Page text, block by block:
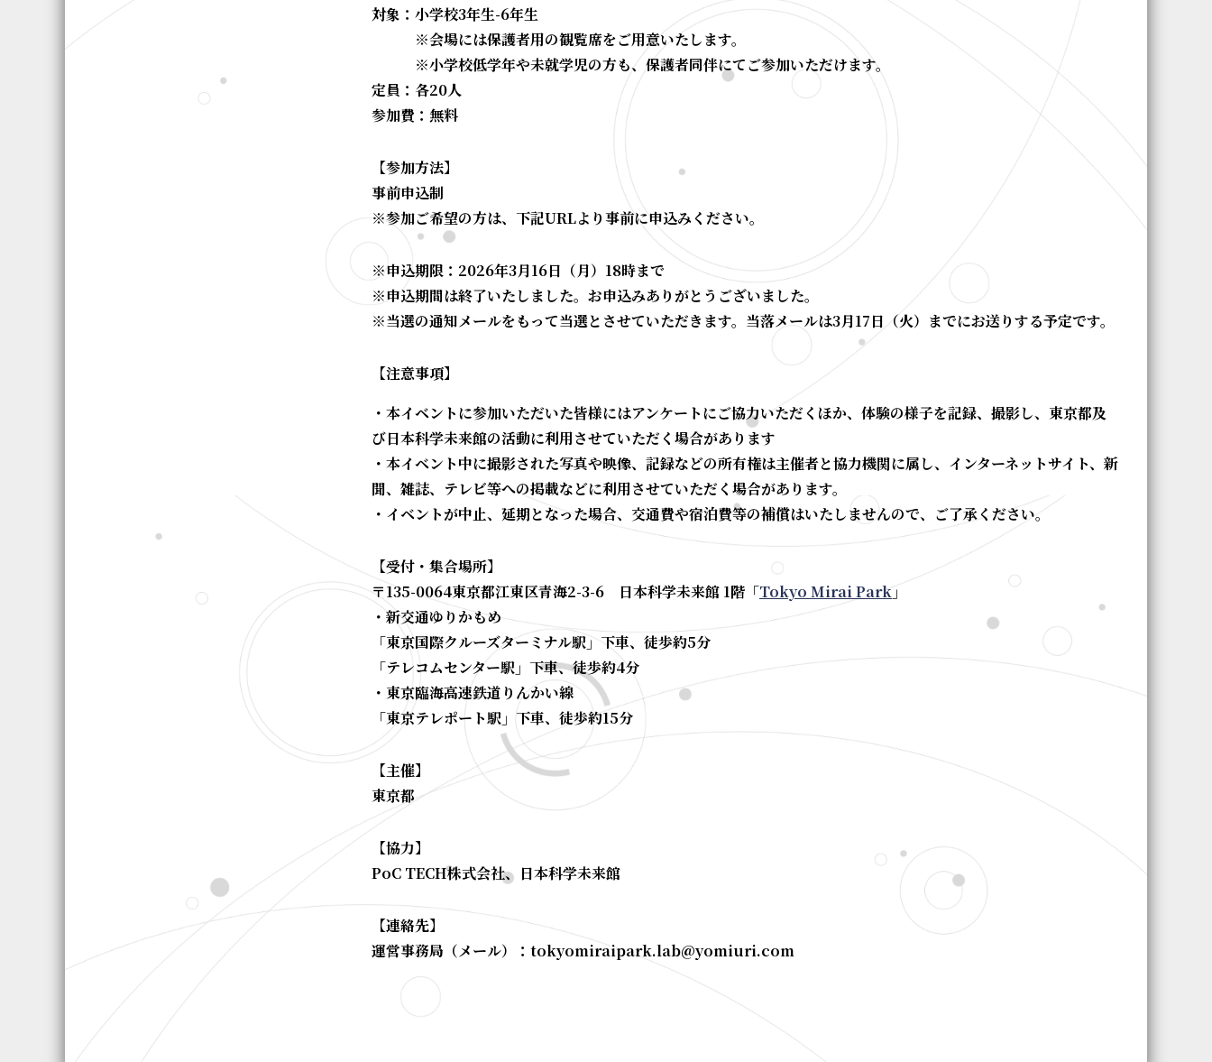
対象：小学校3年生-6年生
※会場には保護者用の観覧席をご用意いたします。
※小学校低学年や未就学児の方も、保護者同伴にてご参加いただけます。
定員：各20人
参加費：無料
【参加方法】
事前申込制
※参加ご希望の方は、下記URLより事前に申込みください。
※申込期限：2026年3月16日（月）18時まで
※申込期間は終了いたしました。お申込みありがとうございました。
※当選の通知メールをもって当選とさせていただきます。当落メールは3月17日（火）までにお送りする予定です。
【注意事項】
・本イベントに参加いただいた皆様にはアンケートにご協力いただくほか、体験の様子を記録、撮影し、東京都及
び日本科学未来館の活動に利用させていただく場合があります
・本イベント中に撮影された写真や映像、記録などの所有権は主催者と協力機関に属し、インターネットサイト、新
聞、雑誌、テレビ等への掲載などに利用させていただく場合があります。
・イベントが中止、延期となった場合、交通費や宿泊費等の補償はいたしませんので、ご了承ください。
【受付・集合場所】
〒135-0064東京都江東区青海2-3-6 日本科学未来館 1階「Tokyo Mirai Park」
・新交通ゆりかもめ
「東京国際クルーズターミナル駅」下車、徒歩約5分
「テレコムセンター駅」下車、徒歩約4分
・東京臨海高速鉄道りんかい線
「東京テレポート駅」下車、徒歩約15分
【主催】
東京都
【協力】
PoC TECH株式会社、日本科学未来館
【連絡先】
運営事務局（メール）：tokyomiraipark.lab@yomiuri.com